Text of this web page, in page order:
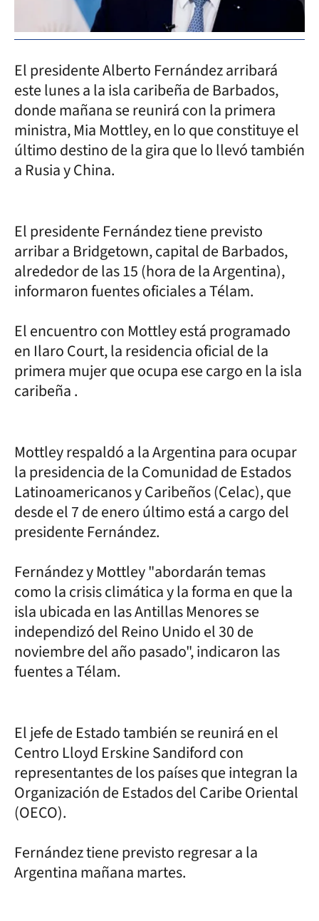
El presidente Alberto Fernández arribará
este lunes a la isla caribeña de Barbados,
donde mañana se reunirá con la primera
ministra, Mia Mottley, en lo que constituye el
último destino de la gira que lo llevó también
a Rusia y China.
El presidente Fernández tiene previsto
arribar a Bridgetown, capital de Barbados,
alrededor de las 15 (hora de la Argentina),
informaron fuentes oficiales a Télam.
El encuentro con Mottley está programado
en Ilaro Court, la residencia oficial de la
primera mujer que ocupa ese cargo en la isla
caribeña .
Mottley respaldó a la Argentina para ocupar
la presidencia de la Comunidad de Estados
Latinoamericanos y Caribeños (Celac), que
desde el 7 de enero último está a cargo del
presidente Fernández.
Fernández y Mottley "abordarán temas
como la crisis climática y la forma en que la
isla ubicada en las Antillas Menores se
independizó del Reino Unido el 30 de
noviembre del año pasado", indicaron las
fuentes a Télam.
El jefe de Estado también se reunirá en el
Centro Lloyd Erskine Sandiford con
representantes de los países que integran la
Organización de Estados del Caribe Oriental
(OECO).
Fernández tiene previsto regresar a la
Argentina mañana martes.